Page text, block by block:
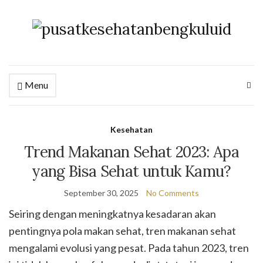
Menu
Kesehatan
Trend Makanan Sehat 2023: Apa
yang Bisa Sehat untuk Kamu?
September 30, 2025 No Comments
Seiring dengan meningkatnya kesadaran akan
pentingnya pola makan sehat, tren makanan sehat
mengalami evolusi yang pesat. Pada tahun 2023, tren